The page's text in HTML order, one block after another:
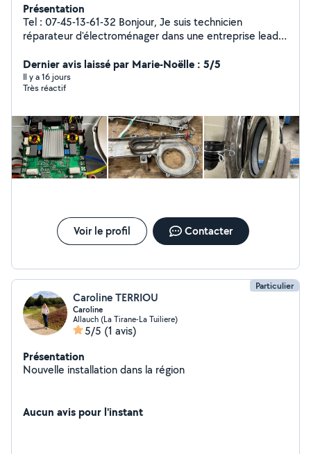
Présentation
Tel : 07-45-13-61-32 Bonjour, Je suis technicien
réparateur d'électroménager dans une entreprise leader
de diagnostic et de réparation pour tous types
d'appareils électroménager, quelle que soit la marque
ou le modèle. Je m'engage à fournir un service
SAV électroménager actuel. Pour toute demande ou
information, veuillez me contacter par téléphone au 07-
45-13-61-32 je vous apporterai une solution de
dépannage rapidement. À bientôt. « Rien ne se perd,
tout se répare »
Dernier avis laissé par Marie-Noëlle : 5/5
Il y a 16 jours
Très réactif
Voir le profil Contacter
Particulier
Caroline TERRIOU
Caroline
Allauch (La Tirane-La Tuiliere)
5/5 (1 avis)
Présentation
Nouvelle installation dans la région
Aucun avis pour l'instant